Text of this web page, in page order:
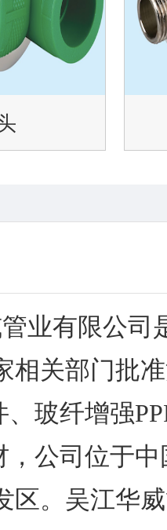
业有限公司
相关部门批
、玻纤增强
，公司位于
区。吴江华